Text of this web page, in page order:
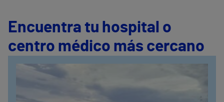
Encuentra tu hospital o
centro médico más cercano